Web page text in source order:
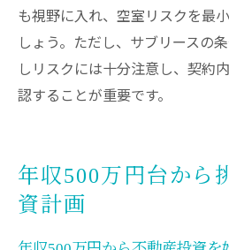
も視野に入れ、空室リスクを最
しょう。ただし、サブリースの
しリスクには十分注意し、契約
認することが重要です。
年収500万円台から
資計画